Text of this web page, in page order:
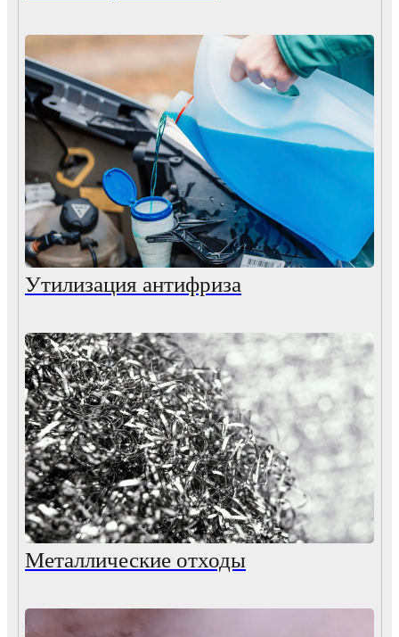
Утилизация антифриза
Металлические отходы